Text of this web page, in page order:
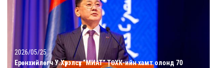
2026/05/25
Ерөнхийлөгч У.Хүрэлсүх “МИАТ” ТӨХК-ийн хамт олонд 70